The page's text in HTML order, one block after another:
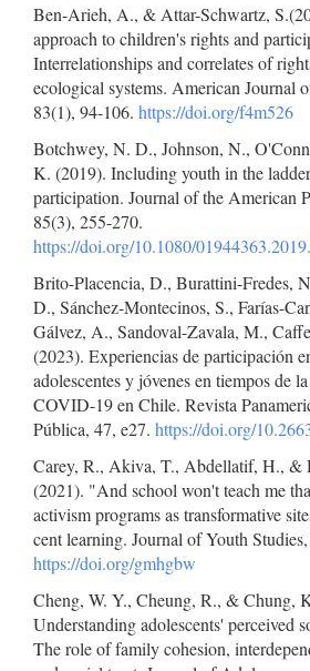
Ben-Arieh, A., & Attar-Schwartz,
approach to children's rights and
Interrelationships and correlates of
ecological systems. American Journal
83(1), 94-106. https://doi.org/f4m526
Botchwey, N. D., Johnson, N.,
K. (2019). Including youth in the
participation. Journal of the American
85(3), 255-270.
https://doi.org/10.1080/
Brito-Placencia, D., Burattini-Fredes,
D., Sánchez-Montecinos, S., Farías-
Gálvez, A., Sandoval-Zavala, M.,
(2023). Experiencias de participación
adolescentes y jóvenes en tiempos de
COVID-19 en Chile. Revista
Pública, 47, e27. https://doi.org/
Carey, R., Akiva, T., Abdellatif, H., &
(2021). "And school won't teach me
activism programs as transformative
cent learning. Journal of Youth
https://doi.org/gmhgbw
Cheng, W. Y., Cheung, R., & Chung,
Understanding adolescents' perceived
The role of family cohesion,